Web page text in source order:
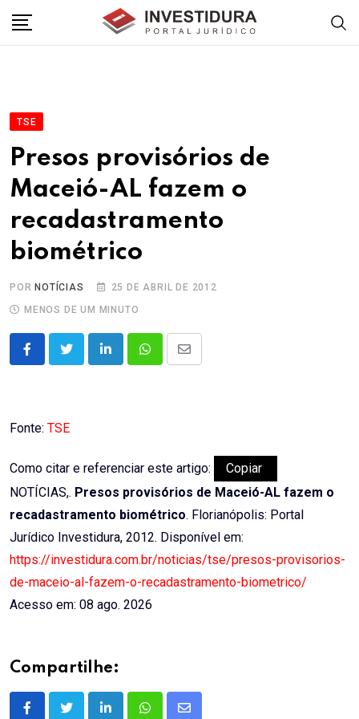
TSE
Presos provisórios de
Maceió-AL fazem o
recadastramento
biométrico
POR NOTÍCIAS
25 DE ABRIL DE 2012
MENOS DE UM MINUTO
LinkedInWhatsappShare
Fonte: TSE
Como citar e referenciar este artigo:
Copiar
NOTÍCIAS,. Presos provisórios de Maceió-AL fazem o
recadastramento biométrico. Florianópolis: Portal
Jurídico Investidura, 2012. Disponível em:
https://investidura.com.br/noticias/tse/presos-provisorios-
de-maceio-al-fazem-o-recadastramento-biometrico/
Acesso em: 08 ago. 2026
Compartilhe: